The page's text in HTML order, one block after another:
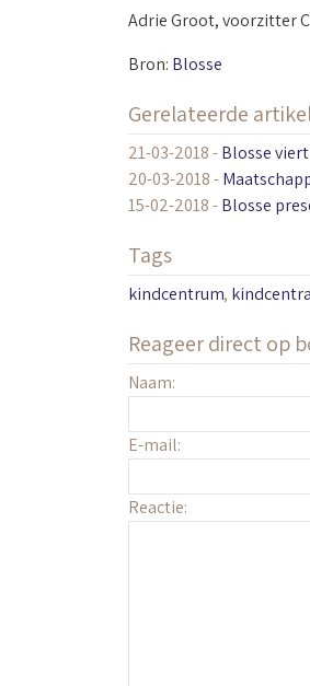
Adrie Groot, voorzitter
Bron: Blosse
Gerelateerde
21-03-2018-Blosse
20-03-2018-
15-02-2018-Blosse
Tags
kindcentrum, kindcentra
Reageer direct op
Naam:
E-mail:
Reactie: